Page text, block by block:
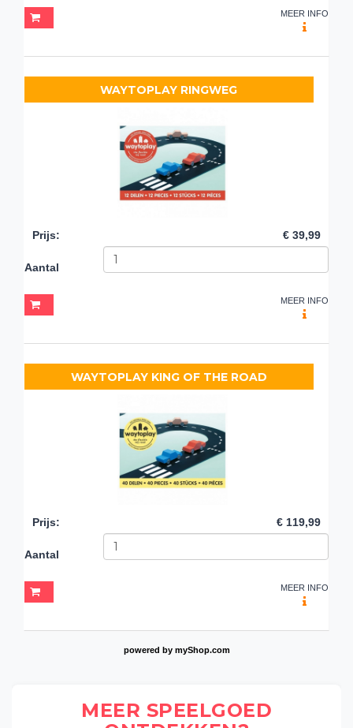
MEER INFO
WAYTOPLAY RINGWEG
Prijs: € 39,99
Aantal
MEER INFO
WAYTOPLAY KING OF THE ROAD
Prijs: € 119,99
Aantal
MEER INFO
powered by myShop.com
MEER SPEELGOED